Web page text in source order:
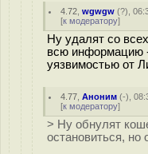
4.72 ,wgwgw (?),
[к модератору]
Ну удалят со
всю информацию
уязвимостью от
4.77 ,Аноним (-),
[к модератору]
> Ну обнулят
остановиться, но